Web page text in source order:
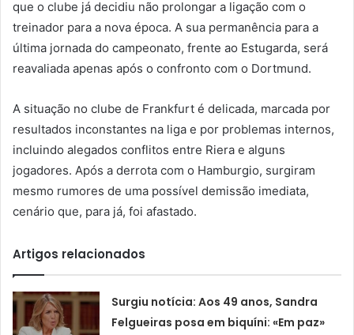
que o clube já decidiu não prolongar a ligação com o
treinador para a nova época. A sua permanência para a
última jornada do campeonato, frente ao Estugarda, será
reavaliada apenas após o confronto com o Dortmund.
A situação no clube de Frankfurt é delicada, marcada por
resultados inconstantes na liga e por problemas internos,
incluindo alegados conflitos entre Riera e alguns
jogadores. Após a derrota com o Hamburgio, surgiram
mesmo rumores de uma possível demissão imediata,
cenário que, para já, foi afastado.
Artigos relacionados
Surgiu notícia: Aos 49 anos, Sandra
Felgueiras posa em biquíni: «Em paz»